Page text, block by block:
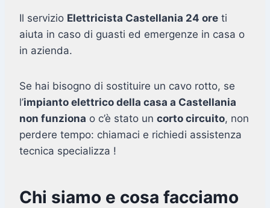
Il servizio Elettricista Castellania 24 ore ti
aiuta in caso di guasti ed emergenze in casa o
in azienda.
Se hai bisogno di sostituire un cavo rotto, se
l’impianto elettrico della casa a Castellania
non funziona o c’è stato un corto circuito, non
perdere tempo: chiamaci e richiedi assistenza
tecnica specializza !
Chi siamo e cosa facciamo